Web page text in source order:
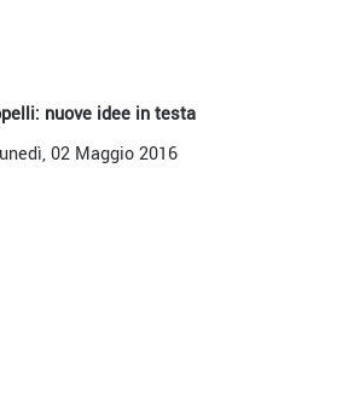
nuove idee in testa
02 Maggio 2016